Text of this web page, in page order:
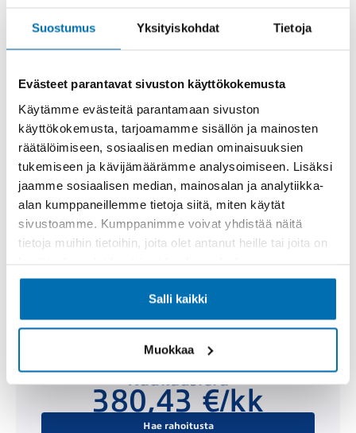
Suostumus Yksityiskohdat Tietoja
Evästeet parantavat sivuston käyttökokemusta
Käytämme evästeitä parantamaan sivuston
käyttökokemusta, tarjoamamme sisällön ja mainosten
räätälöimiseen, sosiaalisen median ominaisuuksien
tukemiseen ja kävijämäärämme analysoimiseen. Lisäksi
jaamme sosiaalisen median, mainosalan ja analytiikka-
alan kumppaneillemme tietoja siitä, miten käytät
sivustoamme. Kumppanimme voivat yhdistää näitä
tietoja muihin tietoihin, joita olet antanut heille tai joita on
Salli kaikki
Muokkaa
Käsiraha tai vaihtoauto (€)
Suurempi viimeinen erä (€)
Kuukausierä
380,43 €/kk
Hae rahoitusta